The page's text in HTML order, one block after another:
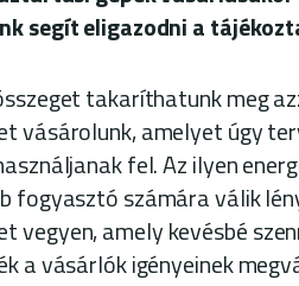
segít eligazodni a
takaríthatunk meg
vásárolunk, amelyet úgy
fel. Az ilyen
fogyasztó számára válik
vegyen, amely kevésbé
a vásárlók igényeinek